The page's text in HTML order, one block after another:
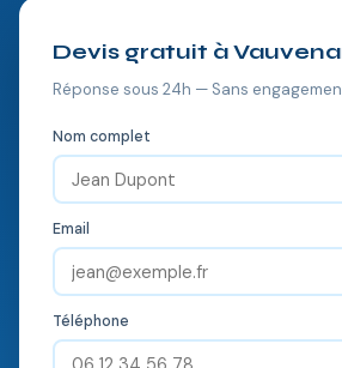
Devis gratuit à
Réponse sous 24h — Sans
Nom complet
Email
Téléphone